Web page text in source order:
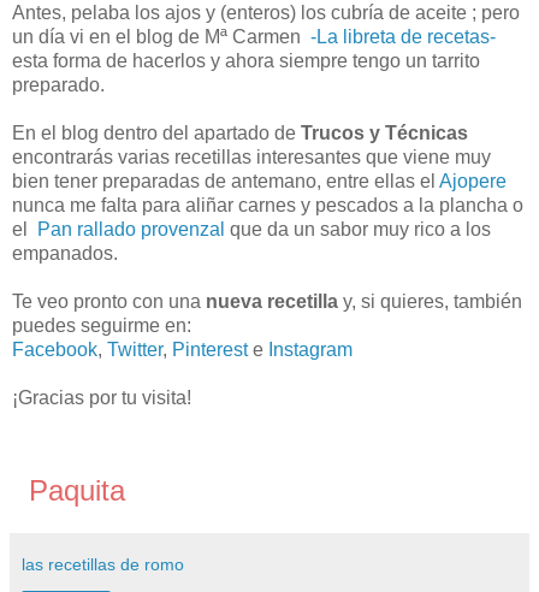
Antes, pelaba los ajos y (enteros) los cubría de aceite ; pero
un día vi en el blog de Mª Carmen -La libreta de recetas-
esta forma de hacerlos y ahora siempre tengo un tarrito
preparado.
En el blog dentro del apartado de Trucos y Técnicas
encontrarás varias recetillas interesantes que viene muy
bien tener preparadas de antemano, entre ellas el Ajopere
nunca me falta para aliñar carnes y pescados a la plancha o
el
Pan rallado provenzal que da un sabor muy rico a los
empanados.
Te veo pronto con una nueva recetilla y, si quieres, también
puedes seguirme en:
Facebook, Twitter, Pintereste Instagram
¡Gracias por tu visita!
Paquita
las recetillas de romo